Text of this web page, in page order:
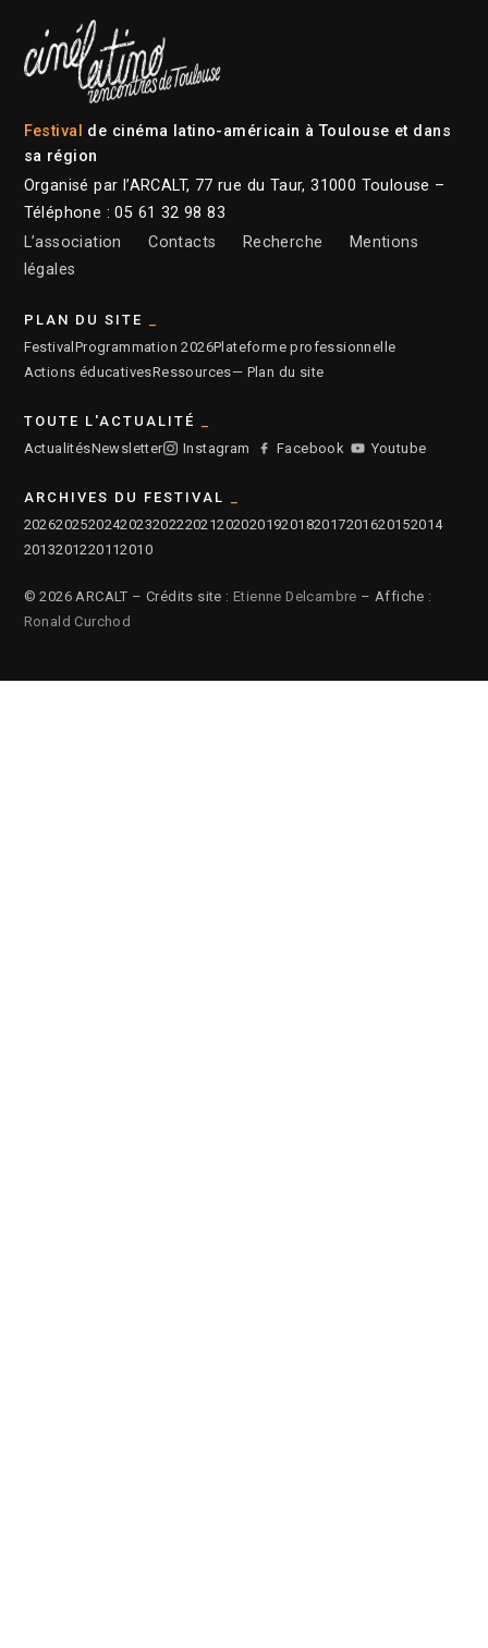
Festival de cinéma latino-américain à Toulouse et dans
sa région
Organisé par l’ARCALT, 77 rue du Taur, 31000 Toulouse –
Téléphone : 05 61 32 98 83
L’association
Contacts Recherche
Mentions
légales
PLAN DU SITE
Festival Programmation 2026Plateforme professionnelle
Actions éducativesRessources— Plan du site
TOUTE L'ACTUALITÉ
ActualitésNewsletter Instagram Facebook Youtube
ARCHIVES DU FESTIVAL
2026202520242023202220212020201920182017201620152014
2013201220112010
© 2026 ARCALT – Crédits site : Etienne Delcambre – Affiche :
Ronald Curchod